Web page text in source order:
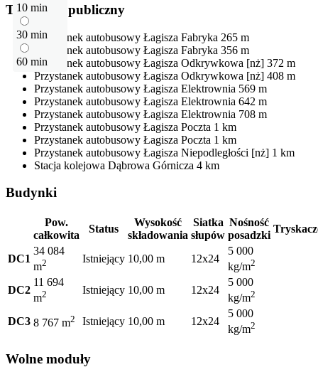
10 min
30 min
60 min
Transport publiczny
Przystanek autobusowy Łagisza Fabryka 265 m
Przystanek autobusowy Łagisza Fabryka 356 m
Przystanek autobusowy Łagisza Odkrywkowa [nż] 372 m
Przystanek autobusowy Łagisza Odkrywkowa [nż] 408 m
Przystanek autobusowy Łagisza Elektrownia 569 m
Przystanek autobusowy Łagisza Elektrownia 642 m
Przystanek autobusowy Łagisza Elektrownia 708 m
Przystanek autobusowy Łagisza Poczta 1 km
Przystanek autobusowy Łagisza Poczta 1 km
Przystanek autobusowy Łagisza Niepodległości [nż] 1 km
Stacja kolejowa Dąbrowa Górnicza 4 km
Budynki
Pow.
całkowita
Status
Wysokość
składowania
Siatka
słupów
Nośność
posadzki
DC1
34 084
m2 Istniejący 10,00 m 12x24
5 000
kg/m2
DC2
11 694
m2 Istniejący 10,00 m 12x24
5 000
kg/m2
DC3 8 767 m2 Istniejący 10,00 m 12x24
5 000
kg/m2
Wolne moduły